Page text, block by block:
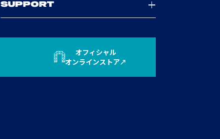
SUPPORT
オフィシャル
オンラインストア